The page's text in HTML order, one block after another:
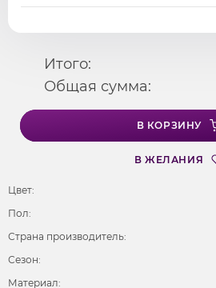
Итого:
Общая сумма:
В КОРЗИНУ
В ЖЕЛАНИЯ
Цвет:
Пол:
Страна производитель:
Сезон:
Материал: